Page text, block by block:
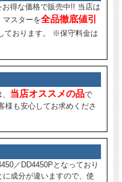
得な価格で販売中!! 当店は
マスターを全品徹底値引
ております。 ※保守料金は
当店オススメの品で
様も安心してお求めくださ
／DD4450Pとなっており
成分が違いますので、使